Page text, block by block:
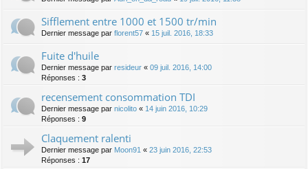
Sifflement entre 1000 et 1500 tr/min
Dernier message par florent57 « 15 juil. 2016, 18:33
Fuite d'huile
Dernier message par resideur « 09 juil. 2016, 14:00
Réponses : 3
recensement consommation TDI
Dernier message par nicolito « 14 juin 2016, 10:29
Réponses : 9
Claquement ralenti
Dernier message par Moon91 « 23 juin 2016, 22:53
Réponses : 17